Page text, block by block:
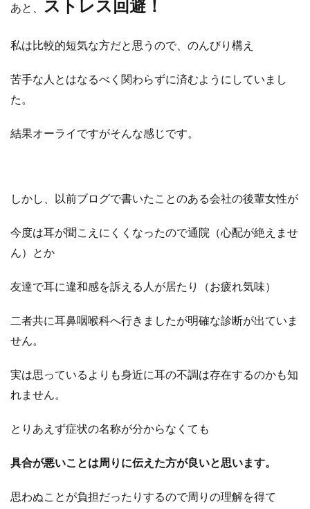
あと、 ストレス回避！
私は比較的短気な方だと思うので、のんびり構え
苦手な人とはなるべく関わらずに済むようにしていまし
た。
結果オーライですがそんな感じです。
しかし、以前ブログで書いたことのある会社の後輩女性が
今度は耳が聞こえにくくなったので通院（心配が絶えませ
ん）とか
友達で耳に違和感を訴える人が居たり（お疲れ気味）
二者共に耳鼻咽喉科へ行きましたが明確な診断が出ていま
せん。
実は思っているよりも身近に耳の不調は存在するのかも知
れません。
とりあえず症状の名称が分からなくても
具合が悪いことは周りに伝えた方が良いと思います。
思わぬことが負担だったりするので周りの理解を得て